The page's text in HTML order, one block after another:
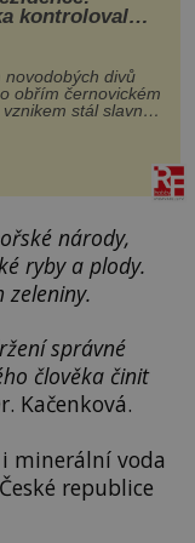
kontroloval
divů
obřím černovickém
stál slavný
Hlávka. Ten si
záležet. Jeho
při ...
národy,
ryby a plody.
zeleniny.
správné
člověka činit
Kačenková.
minerální voda
republice